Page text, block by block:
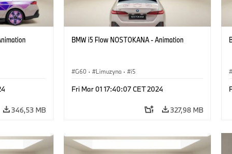
346,53 MB
BMW i5 Flow NOSTOKANA - Animation
G60 · Limuzyna · i5
Fri Mar 01 17:40:07 CET 2024
327,98 MB